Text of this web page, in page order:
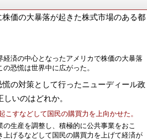
株価の大暴落が起きた株式市場のある都
経済の中心となったアメリカで株価の大暴落
恐慌は世界中に広がった。
の対策として行ったニューディール政
いのはどれか。
こすなどして国民の購買力を上向かせた。
の生産を調整し、積極的に公共事業をおこ
上げるなどして国民の購買力を上げて経済が